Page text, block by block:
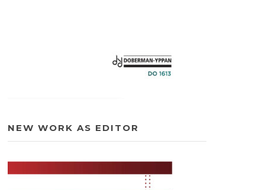
NEW WORK AS EDITOR